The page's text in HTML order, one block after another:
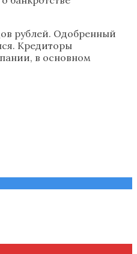
рублей. Одобренный
Кредиторы
в основном